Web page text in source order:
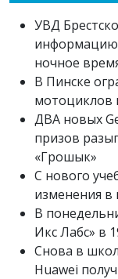
УВД
информацию
ночное
В Пинске
мотоциклов
ДВА новых
призов
«Грошык»
С нового
изменения в
В
Икс Лабс» в
Снова в
Huawei